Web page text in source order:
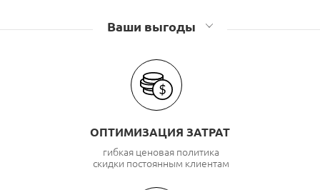
Ваши выгоды
ОПТИМИЗАЦИЯ ЗАТРАТ
гибкая ценовая политика
скидки постоянным клиентам